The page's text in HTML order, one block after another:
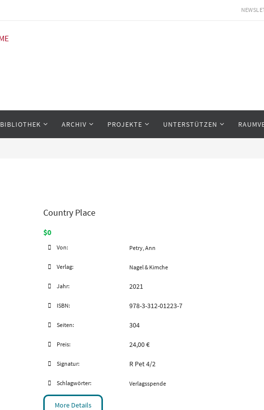
BIBLIOTHEK ARCHIV PROJEKTE UNTERSTÜTZEN
Country Place
$0
Von: Petry, Ann
Verlag: Nagel & Kimche
Jahr: 2021
ISBN: 978-3-312-01223-7
Seiten: 304
Preis: 24,00 €
Signatur: R Pet 4/2
Schlagwörter: Verlagsspende
More Details